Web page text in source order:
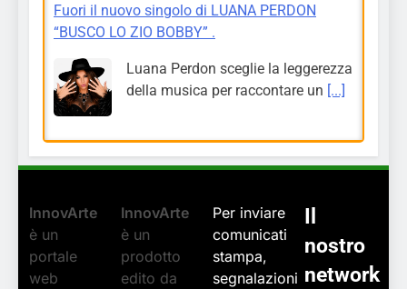
Fuori il nuovo singolo di LUANA PERDON
“BUSCO LO ZIO BOBBY” .
Luana Perdon sceglie la leggerezza
della musica per raccontare un [...]
InnovArte
è un
portale
web
InnovArte
è un
prodotto
edito da
Per inviare
comunicati
stampa,
segnalazioni
Il
nostro
network